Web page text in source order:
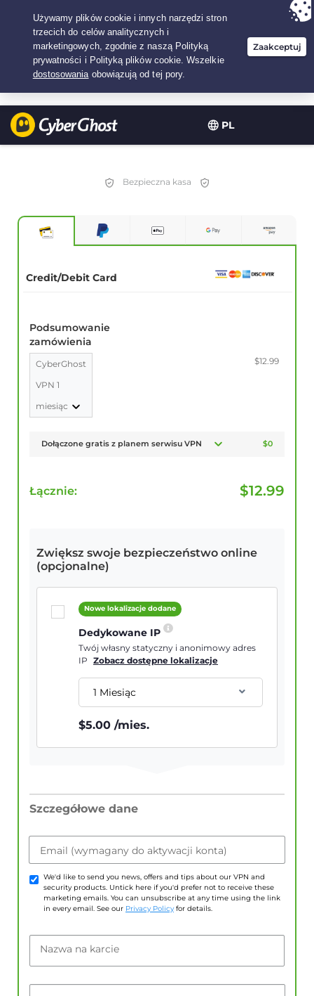
PL
Twój wybór:Najlepsza umowana3.3333333333333-lat w$
/miesiąc
Bezpieczna kasa
Credit/Debit Card
Podsumowanie
zamówienia
CyberGhost
VPN 1
miesiąc
$12.99
Dołączone gratis z planem serwisu VPN $0
Łącznie: $12.99
Zwiększ swoje bezpieczeństwo online
(opcjonalne)
Nowe lokalizacje dodane
Dedykowane IP
Twój własny statyczny i anonimowy adres
IP
Zobacz dostępne lokalizacje
1 Miesiąc
$5.00 /mies.
Szczegółowe dane
Email (wymagany do aktywacji konta)
We'd like to send you news, offers and tips about our VPN and
security products. Untick here if you'd prefer not to receive these
marketing emails. You can unsubscribe at any time using the link
in every email. See our Privacy Policy for details.
Nazwa na karcie